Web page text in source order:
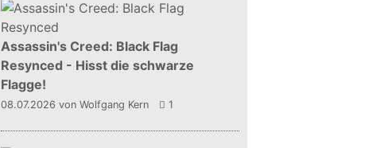
Assassin's Creed: Black Flag
Resynced - Hisst die schwarze
Flagge!
08.07.2026 von Wolfgang Kern 1